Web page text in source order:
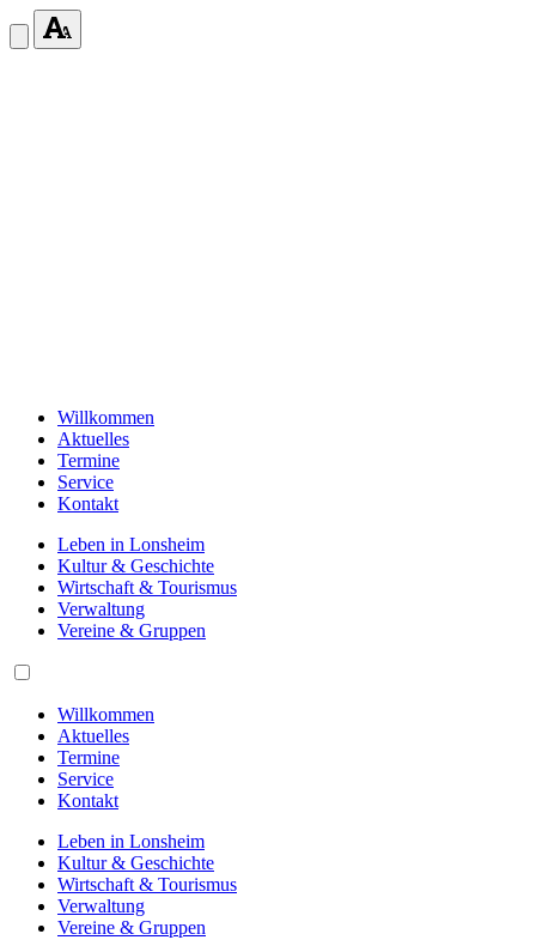
Willkommen
Aktuelles
Termine
Service
Kontakt
Leben in Lonsheim
Kultur & Geschichte
Wirtschaft & Tourismus
Verwaltung
Vereine & Gruppen
Willkommen
Aktuelles
Termine
Service
Kontakt
Leben in Lonsheim
Kultur & Geschichte
Wirtschaft & Tourismus
Verwaltung
Vereine & Gruppen